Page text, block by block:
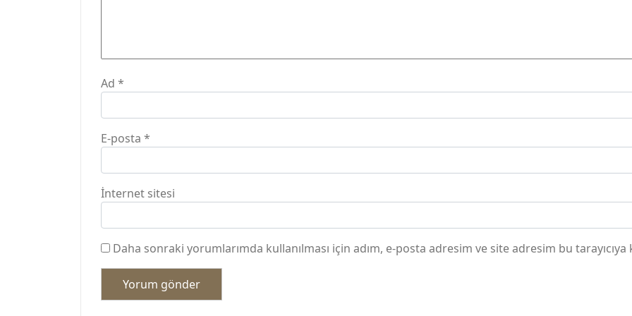
Ad *
E-posta *
İnternet sitesi
Daha sonraki yorumlarımda kullanılması için adım, e-posta adresim ve site adresim bu tarayıcıya